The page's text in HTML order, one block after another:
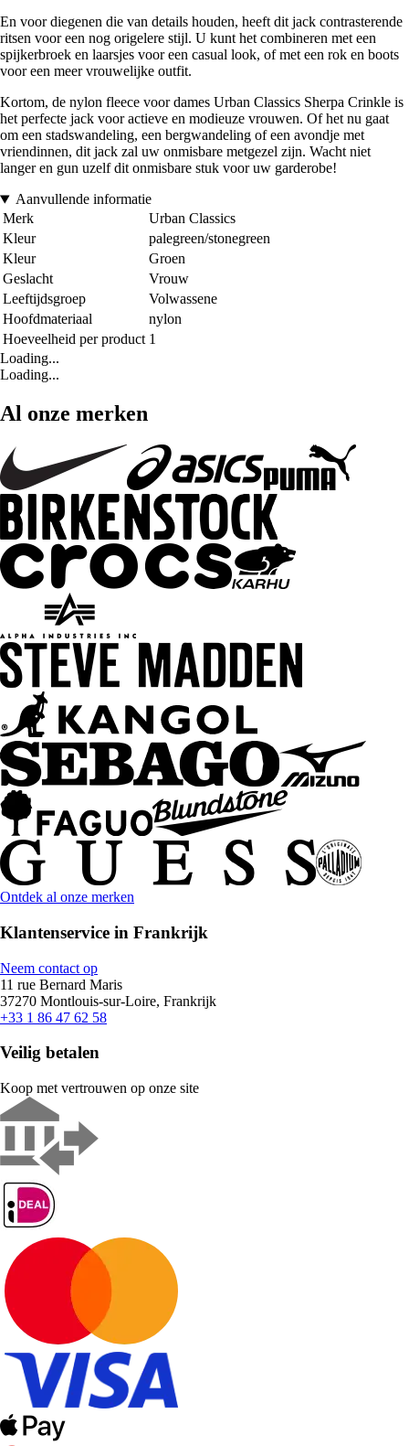
En voor diegenen die van details houden, heeft dit jack contrasterende
ritsen voor een nog origelere stijl. U kunt het combineren met een
spijkerbroek en laarsjes voor een casual look, of met een rok en boots
voor een meer vrouwelijke outfit.
Kortom, de nylon fleece voor dames Urban Classics Sherpa Crinkle is
het perfecte jack voor actieve en modieuze vrouwen. Of het nu gaat
om een stadswandeling, een bergwandeling of een avondje met
vriendinnen, dit jack zal uw onmisbare metgezel zijn. Wacht niet
langer en gun uzelf dit onmisbare stuk voor uw garderobe!
Aanvullende informatie
Merk
Urban Classics
Kleur
palegreen/stonegreen
Kleur
Groen
Geslacht
Vrouw
Leeftijdsgroep
Volwassene
Hoofdmateriaal
nylon
Hoeveelheid per product 1
Loading...
Loading...
Al onze merken
Ontdek al onze merken
Klantenservice in Frankrijk
Neem contact op
11 rue Bernard Maris
37270 Montlouis-sur-Loire, Frankrijk
+33 1 86 47 62 58
Veilig betalen
Koop met vertrouwen op onze site